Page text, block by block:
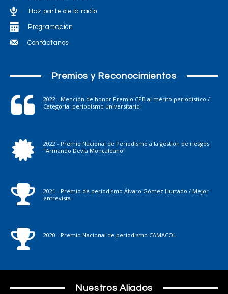
Haz parte de la radio
Programación
Contáctanos
Premios y Reconocimientos
2022 - Mención de honor Premio CPB al mérito periodístico /
Categoría: periodismo universitario
2022 - Premio Nacional de Periodismo a la gestión de riesgos
"Armando Devia Moncaleano"
2021 - Premio de periodismo Álvaro Gómez Hurtado / Mejor
entrevista
2020 - Premio Nacional de periodismo CAMACOL
Nuestros Aliados